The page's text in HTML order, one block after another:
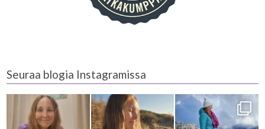
Seuraa blogia Instagramissa